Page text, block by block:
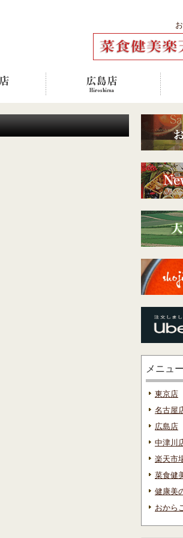
メニュ
東京店
名古屋
広島店
中津川
楽天市
菜食健
健康美
おから